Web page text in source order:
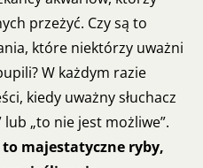
przeżyć. Czy są to
które niektórzy uważni
W każdym razie
kiedy uważny słuchacz
„to nie jest możliwe”.
majestatyczne ryby,